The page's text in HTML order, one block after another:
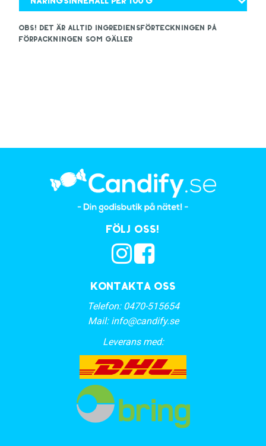
OBS! Det är alltid ingrediensförteckningen på
förpackningen som gäller
Kontakta oss
Telefon: 0470-515654
Mail: info@candify.se
Leverans med:
Följ oss!